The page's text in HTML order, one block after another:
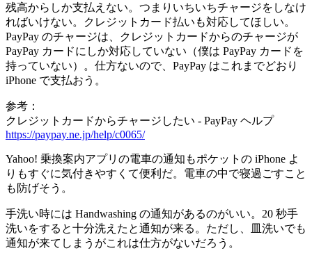
残高からしか支払えない。つまりいちいちチャージをしなけ
ればいけない。クレジットカード払いも対応してほしい。
PayPay のチャージは、クレジットカードからのチャージが
PayPay カードにしか対応していない（僕は PayPay カードを
持っていない）。仕方ないので、PayPay はこれまでどおり
iPhone で支払おう。
参考：
クレジットカードからチャージしたい - PayPay ヘルプ
https://paypay.ne.jp/help/c0065/
Yahoo! 乗換案内アプリの電車の通知もポケットの iPhone よ
りもすぐに気付きやすくて便利だ。電車の中で寝過ごすこと
も防げそう。
手洗い時には Handwashing の通知があるのがいい。20 秒手
洗いをすると十分洗えたと通知が来る。ただし、皿洗いでも
通知が来てしまうがこれは仕方がないだろう。